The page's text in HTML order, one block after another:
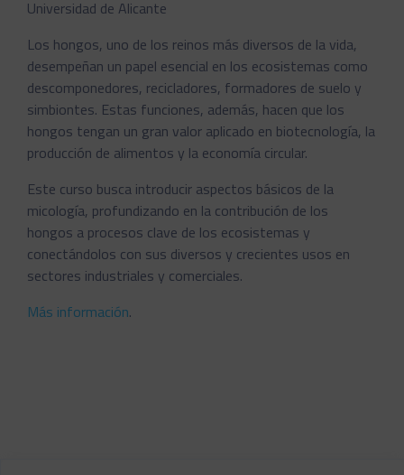
Universidad de Alicante
Los hongos, uno de los reinos más diversos de la vida,
desempeñan un papel esencial en los ecosistemas como
descomponedores, recicladores, formadores de suelo y
simbiontes. Estas funciones, además, hacen que los
hongos tengan un gran valor aplicado en biotecnología, la
producción de alimentos y la economía circular.
Este curso busca introducir aspectos básicos de la
micología, profundizando en la contribución de los
hongos a procesos clave de los ecosistemas y
conectándolos con sus diversos y crecientes usos en
sectores industriales y comerciales.
Más información.